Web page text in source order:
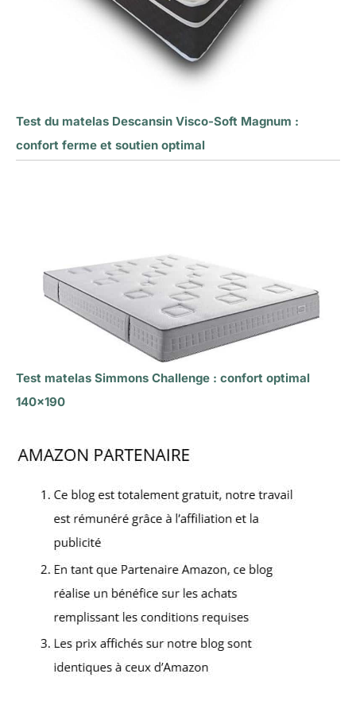
Test du matelas Descansin Visco-Soft Magnum :
confort ferme et soutien optimal
Test matelas Simmons Challenge : confort optimal
140×190